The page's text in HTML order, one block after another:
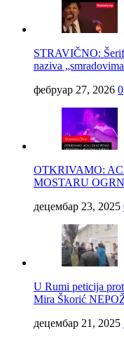
STRAVIČNO:
naziva
фебруар 27, 2026 0
OTKRIVAMO:
MOSTARU
децембар 23, 2025
U Rumi peticija
Mira Škorić
децембар 21, 2025